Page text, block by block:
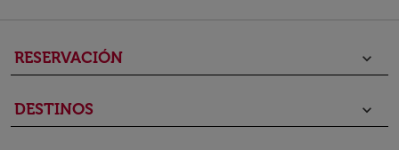
RESERVACIÓN keyboard_arrow_down
DESTINOS keyboard_arrow_down